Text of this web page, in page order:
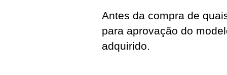
Antes da compra de
para aprovação do
adquirido.